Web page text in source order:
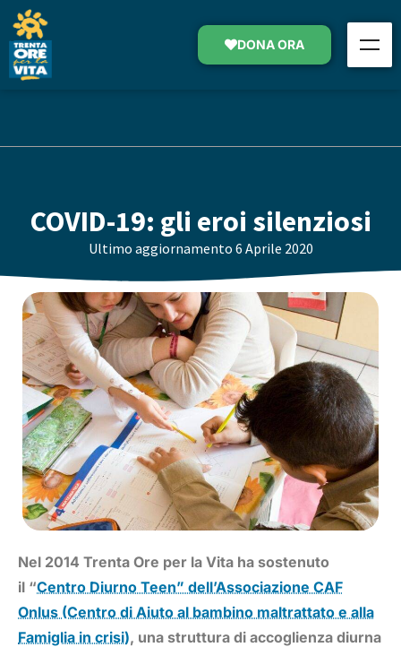
DONA ORA
COVID-19: gli eroi silenziosi
Ultimo aggiornamento 6 Aprile 2020
Nel 2014 Trenta Ore per la Vita ha sostenuto
il “Centro Diurno Teen” dell’Associazione CAF
Onlus (Centro di Aiuto al bambino maltrattato e alla
Famiglia in crisi), una struttura di accoglienza diurna